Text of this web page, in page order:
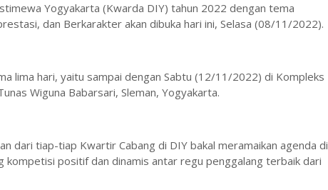
Yogyakarta (Kwarda DIY) tahun 2022 dengan tema
dan Berkarakter akan dibuka hari ini, Selasa (08/11/2022).
lima hari, yaitu sampai dengan Sabtu (12/11/2022) di Kompleks
Wiguna Babarsari, Sleman, Yogyakarta.
dari tiap-tiap Kwartir Cabang di DIY bakal meramaikan agenda di
kompetisi positif dan dinamis antar regu penggalang terbaik dari